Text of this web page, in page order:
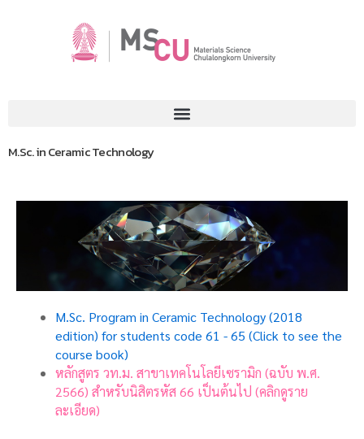
M.Sc. in Ceramic Technology
M.Sc. Program
in
Ceramic
Technology
M.Sc. Program in Ceramic Technology (2018
edition) for students code 61 - 65 (Click to see the
course book)
หลักสูตร วท.ม. สาขาเทคโนโลยีเซรามิก (ฉบับ พ.ศ.
2566) สำหรับนิสิตรหัส 66 เป็นต้นไป (คลิกดูราย
ละเอียด)